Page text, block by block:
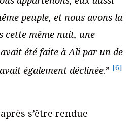
peuple, et nous avons la
cette même nuit, une
été faite à Ali par un de
également déclinée.” [6]
s’être rendue